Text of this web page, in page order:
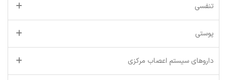
تنفسی
پوستی
داروهای سیستم اعصاب مرکزی